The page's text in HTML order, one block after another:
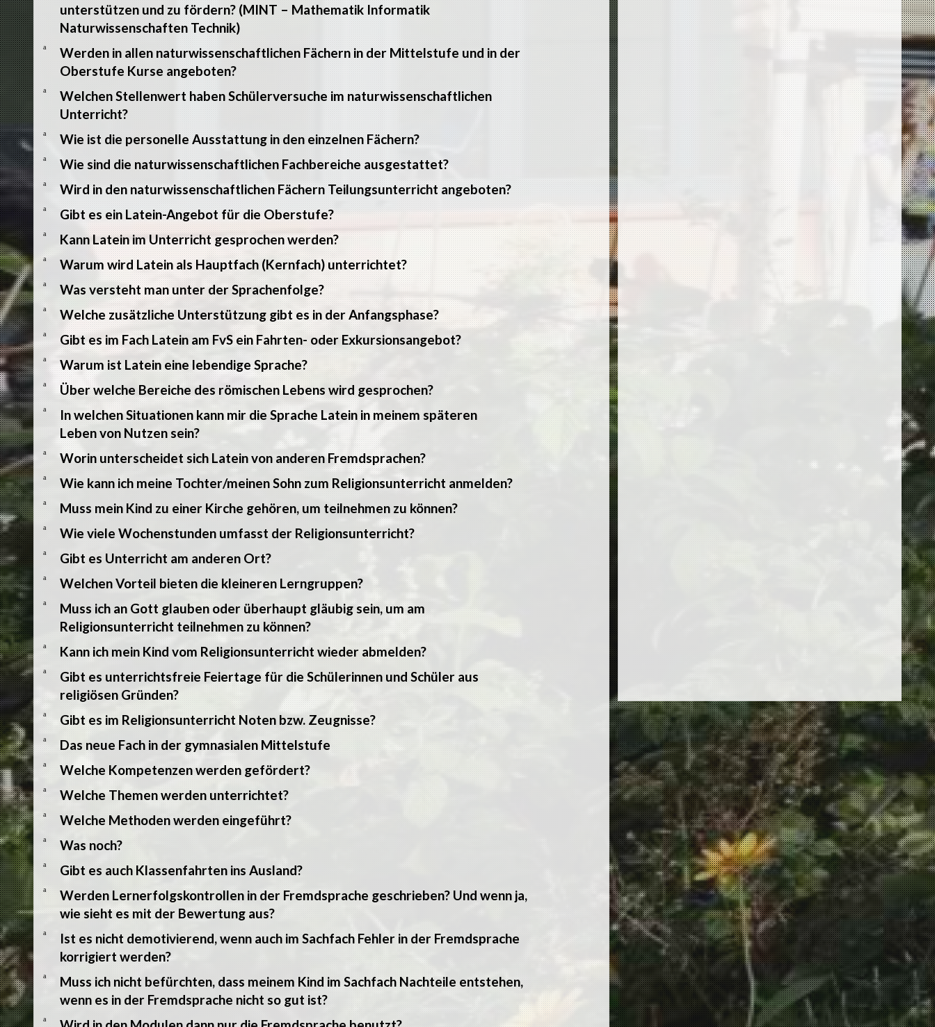
unterstützen und zu fördern? (MINT – Mathematik Informatik
Naturwissenschaften Technik)
a
Werden in allen naturwissenschaftlichen Fächern in der Mittelstufe und in der
Oberstufe Kurse angeboten?
a
Welchen Stellenwert haben Schülerversuche im naturwissenschaftlichen
Unterricht?
a Wie ist die personelle Ausstattung in den einzelnen Fächern?
a Wie sind die naturwissenschaftlichen Fachbereiche ausgestattet?
a Wird in den naturwissenschaftlichen Fächern Teilungsunterricht angeboten?
a Gibt es ein Latein-Angebot für die Oberstufe?
a Kann Latein im Unterricht gesprochen werden?
a Warum wird Latein als Hauptfach (Kernfach) unterrichtet?
a Was versteht man unter der Sprachenfolge?
a Welche zusätzliche Unterstützung gibt es in der Anfangsphase?
a Gibt es im Fach Latein am FvS ein Fahrten- oder Exkursionsangebot?
a Warum ist Latein eine lebendige Sprache?
a Über welche Bereiche des römischen Lebens wird gesprochen?
a
In welchen Situationen kann mir die Sprache Latein in meinem späteren
Leben von Nutzen sein?
a Worin unterscheidet sich Latein von anderen Fremdsprachen?
a Wie kann ich meine Tochter/meinen Sohn zum Religionsunterricht anmelden?
a Muss mein Kind zu einer Kirche gehören, um teilnehmen zu können?
a Wie viele Wochenstunden umfasst der Religionsunterricht?
a Gibt es Unterricht am anderen Ort?
a Welchen Vorteil bieten die kleineren Lerngruppen?
a
Muss ich an Gott glauben oder überhaupt gläubig sein, um am
Religionsunterricht teilnehmen zu können?
a Kann ich mein Kind vom Religionsunterricht wieder abmelden?
a
Gibt es unterrichtsfreie Feiertage für die Schülerinnen und Schüler aus
religiösen Gründen?
a Gibt es im Religionsunterricht Noten bzw. Zeugnisse?
a Das neue Fach in der gymnasialen Mittelstufe
a Welche Kompetenzen werden gefördert?
a Welche Themen werden unterrichtet?
a Welche Methoden werden eingeführt?
a Was noch?
a Gibt es auch Klassenfahrten ins Ausland?
a
Werden Lernerfolgskontrollen in der Fremdsprache geschrieben? Und wenn ja,
wie sieht es mit der Bewertung aus?
a
Ist es nicht demotivierend, wenn auch im Sachfach Fehler in der Fremdsprache
korrigiert werden?
a
Muss ich nicht befürchten, dass meinem Kind im Sachfach Nachteile entstehen,
wenn es in der Fremdsprache nicht so gut ist?
a